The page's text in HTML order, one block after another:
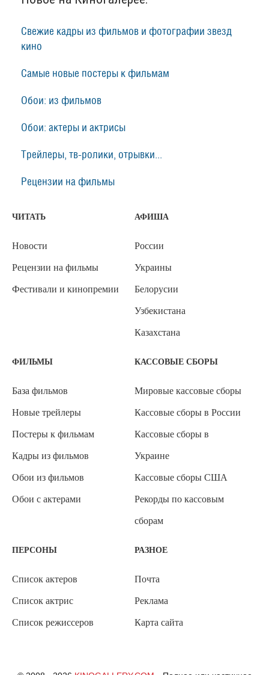
Свежие кадры из фильмов и фотографии звезд
кино
Самые новые постеры к фильмам
Обои: из фильмов
Обои: актеры и актрисы
Трейлеры, тв-ролики, отрывки...
Рецензии на фильмы
ЧИТАТЬ
Новости
Рецензии на фильмы
Фестивали и кинопремии
АФИША
России
Украины
Белорусии
Узбекистана
Казахстана
ФИЛЬМЫ
База фильмов
Новые трейлеры
Постеры к фильмам
Кадры из фильмов
Обои из фильмов
Обои с актерами
КАССОВЫЕ СБОРЫ
Мировые кассовые сборы
Кассовые сборы в России
Кассовые сборы в
Украине
Кассовые сборы США
Рекорды по кассовым
сборам
ПЕРСОНЫ
Список актеров
Список актрис
Список режиссеров
РАЗНОЕ
Почта
Реклама
Карта сайта